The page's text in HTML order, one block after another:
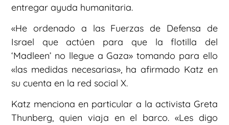
entregar ayuda humanitaria.
«He ordenado a las Fuerzas de Defensa de
Israel que actúen para que la flotilla del
‘Madleen’ no llegue a Gaza» tomando para ello
«las medidas necesarias», ha afirmado Katz en
su cuenta en la red social X.
Katz menciona en particular a la activista Greta
Thunberg, quien viaja en el barco. «Les digo